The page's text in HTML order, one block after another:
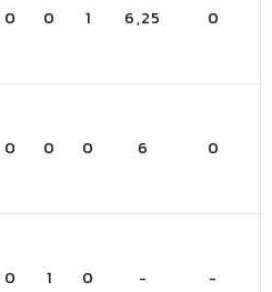
0 0 1 6,25 0
0 0 0 6 0
0 1 0 - -